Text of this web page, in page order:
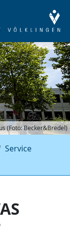
(Foto: Becker&Bredel)
Service